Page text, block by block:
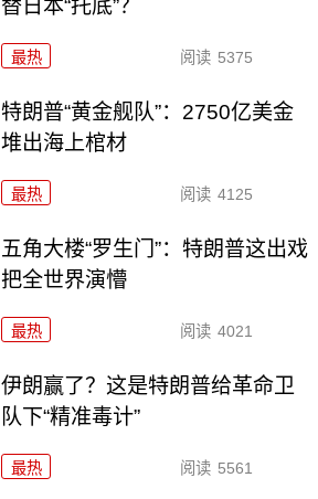
替日本“托底”？
最热 阅读 5375
特朗普“黄金舰队”：2750亿美金
堆出海上棺材
最热 阅读 4125
五角大楼“罗生门”：特朗普这出戏
把全世界演懵
最热 阅读 4021
伊朗赢了？这是特朗普给革命卫
队下“精准毒计”
最热 阅读 5561